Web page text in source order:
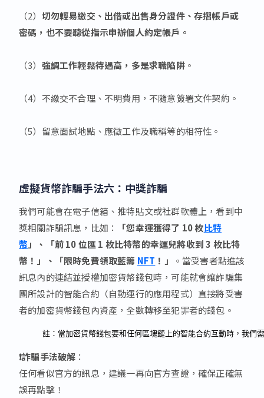
（2） 切勿輕易繳交、出借或出售身分證件、存摺帳戶或
密碼，也不要聽從指示申辦個人約定帳戶。
（3） 強調工作輕鬆待遇高，多是求職陷阱。
（4）不繳交不合理、不明費用，不隨意簽署文件契約。
（5）留意面試地點、應徵工作及職稱等的相符性。
虛擬貨幣詐騙手法六：中獎詐騙
我們可能會在電子信箱、推特貼文或社群軟體上，看到中
獎相關詐騙訊息，比如：
「您幸運獲得了 10 枚比特
幣 」、「前 10 位匯 1 枚比特幣的幸運兒將收到 3 枚比特
幣！」、「限時免費領取藍籌 NFT ！」
。當受害者點進該
訊息內的連結並授權加密貨幣錢包時，可能就會讓詐騙集
團所設計的智能合約（自動運行的應用程式）直接將受害
者的加密貨幣錢包內資產，全數轉移至犯罪者的錢包。
註：當加密貨幣錢包要和任何區塊鏈上的智能合約互動時，我們
❗詐騙手法破解 ：
任何看似官方的訊息，建議一再向官方查證，確保正確無
誤再點擊！